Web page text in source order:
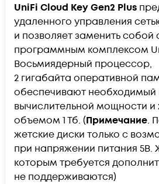
UniFi Cloud Key Gen2 Plus
удаленного управления
и позволяет заменить собой
программным комплексом
Восьмиядерный процессор,
2 гигабайта оперативной
обеспечивают необходимый
вычислительной мощности
объемом 1 Тб. (Примечание.
жетские диски только с
при напряжении питания 5В.
которым требуется
не поддерживаются)